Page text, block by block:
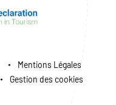
Mentions Légales
Gestion des cookies